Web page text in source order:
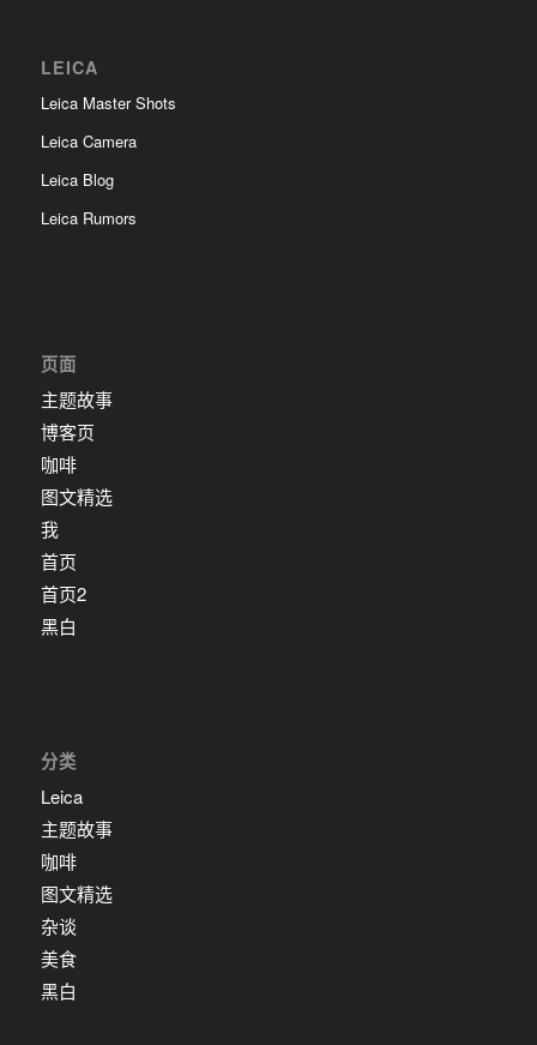
LEICA
Leica Master Shots
Leica Camera
Leica Blog
Leica Rumors
页面
主题故事
博客页
咖啡
图文精选
我
首页
首页2
黑白
分类
Leica
主题故事
咖啡
图文精选
杂谈
美食
黑白